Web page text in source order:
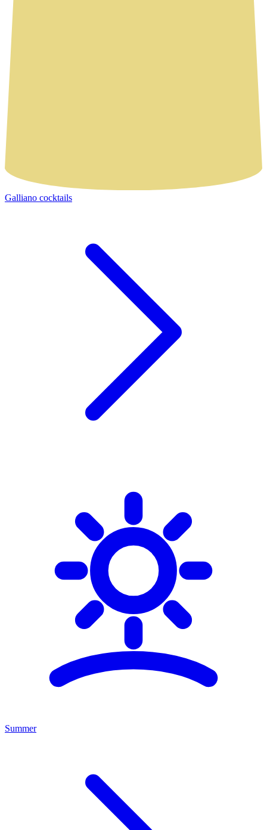
Galliano cocktails
Summer